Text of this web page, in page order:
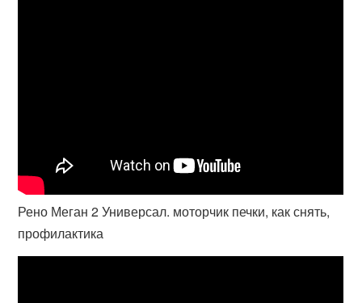
Рено Меган 2 Универсал. моторчик печки, как снять,
профилактика